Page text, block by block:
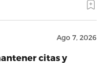
Ago 7, 2026
citas y